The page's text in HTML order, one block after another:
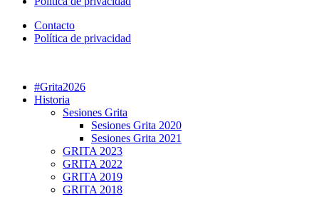
Contacto
Política de privacidad
#Grita2026
Historia
Sesiones Grita
Sesiones Grita 2020
Sesiones Grita 2021
GRITA 2023
GRITA 2022
GRITA 2019
GRITA 2018